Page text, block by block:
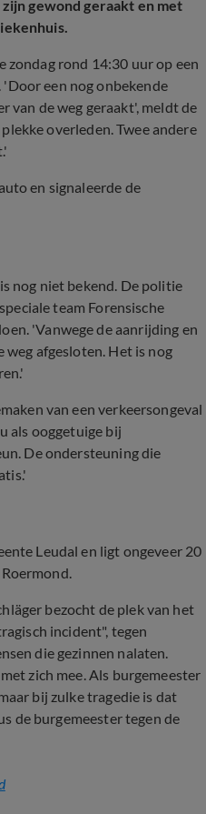
gewond geraakt en met
zondag rond 14:30 uur op een
'Door een nog onbekende
van de weg geraakt', meldt de
overleden. Twee andere
en signaleerde de
nog niet bekend. De politie
team Forensische
'Vanwege de aanrijding en
weg afgesloten. Het is nog
van een verkeersongeval
als ooggetuige bij
De ondersteuning die
Leudal en ligt ongeveer 20
bezocht de plek van het
incident", tegen
die gezinnen nalaten.
zich mee. Als burgemeester
bij zulke tragedie is dat
de burgemeester tegen de